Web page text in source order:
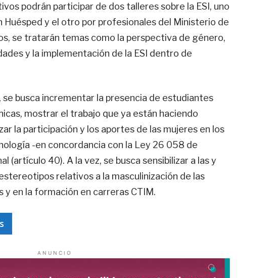
podrán participar de dos talleres sobre la ESI, uno
Huésped y el otro por profesionales del Ministerio de
se tratarán temas como la perspectiva de género,
y la implementación de la ESI dentro de
busca incrementar la presencia de estudiantes
mostrar el trabajo que ya están haciendo
la participación y los aportes de las mujeres en los
-en concordancia con la Ley 26 058 de
(artículo 40). A la vez, se busca sensibilizar a las y
relativos a la masculinización de las
en la formación en carreras CTIM.
A N U N C I O